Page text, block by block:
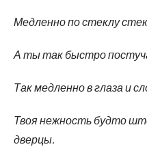
Медленно по стеклу
А ты так быстро
Так медленно в глаза и
Твоя нежность будто
дверцы.